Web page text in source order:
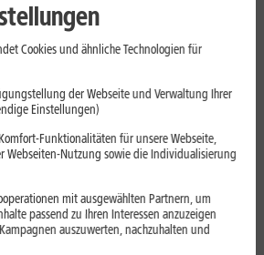
sicher
Du
Add-ons
können praktisch sein, greifen aber je
in Deine Browserdaten ein. Der Beitrag
ons vor der Installation prüfst und riskante
Cookies und ähnliche Technologien für
der Webseite und Verwaltung Ihrer
Einstellungen)
Funktionalitäten für unsere Webseite,
Webseiten-Nutzung sowie die Individualisierung
mit ausgewählten Partnern, um
passend zu Ihren Interessen anzuzeigen
auszuwerten, nachzuhalten und